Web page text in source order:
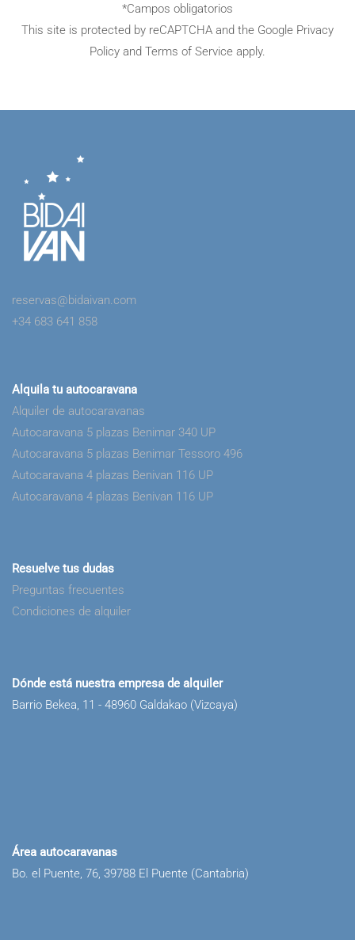
*Campos obligatorios
This site is protected by reCAPTCHA and the Google Privacy
Policy and Terms of Service apply.
reservas@bidaivan.com
+34 683 641 858
Alquila tu autocaravana
Alquiler de autocaravanas
Autocaravana 5 plazas Benimar 340 UP
Autocaravana 5 plazas Benimar Tessoro 496
Autocaravana 4 plazas Benivan 116 UP
Autocaravana 4 plazas Benivan 116 UP
Resuelve tus dudas
Preguntas frecuentes
Condiciones de alquiler
Dónde está nuestra empresa de alquiler
Barrio Bekea, 11 - 48960 Galdakao (Vizcaya)
Área autocaravanas
Bo. el Puente, 76, 39788 El Puente (Cantabria)